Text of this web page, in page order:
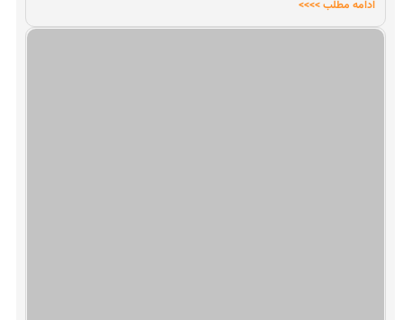
ادامه مطلب >>>>